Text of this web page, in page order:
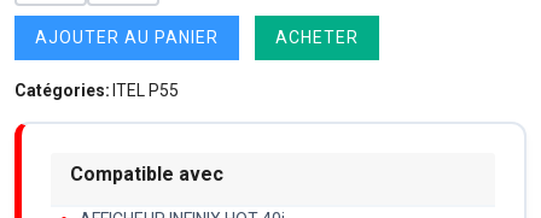
AJOUTER AU PANIER ACHETER
Catégories: ITEL P55
Compatible avec